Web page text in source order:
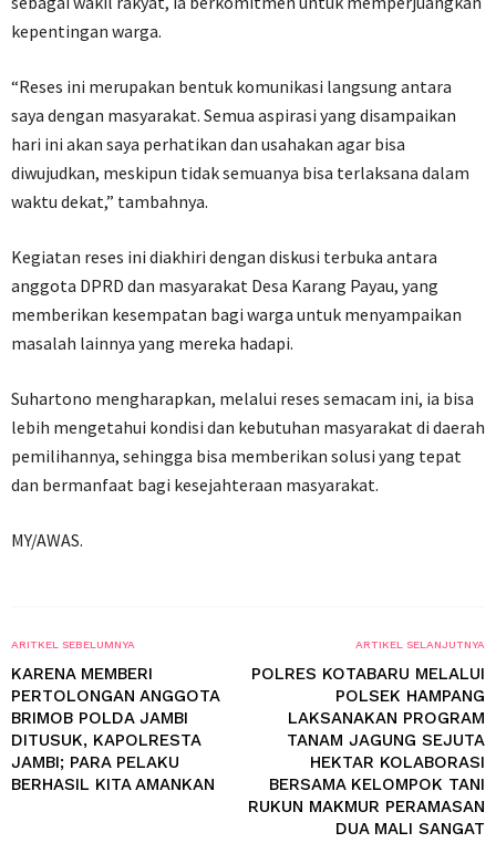
kepentingan warga.
“Reses ini merupakan bentuk komunikasi langsung antara
saya dengan masyarakat. Semua aspirasi yang disampaikan
hari ini akan saya perhatikan dan usahakan agar bisa
diwujudkan, meskipun tidak semuanya bisa terlaksana dalam
waktu dekat,” tambahnya.
Kegiatan reses ini diakhiri dengan diskusi terbuka antara
anggota DPRD dan masyarakat Desa Karang Payau, yang
memberikan kesempatan bagi warga untuk menyampaikan
masalah lainnya yang mereka hadapi.
Suhartono mengharapkan, melalui reses semacam ini, ia bisa
lebih mengetahui kondisi dan kebutuhan masyarakat di daerah
pemilihannya, sehingga bisa memberikan solusi yang tepat
dan bermanfaat bagi kesejahteraan masyarakat.
MY/AWAS.
ARITKEL SEBELUMNYA
KARENA MEMBERI
PERTOLONGAN ANGGOTA
BRIMOB POLDA JAMBI
DITUSUK, KAPOLRESTA
JAMBI; PARA PELAKU
BERHASIL KITA AMANKAN
ARTIKEL SELANJUTNYA
POLRES KOTABARU MELALUI
POLSEK HAMPANG
LAKSANAKAN PROGRAM
TANAM JAGUNG SEJUTA
HEKTAR KOLABORASI
BERSAMA KELOMPOK TANI
RUKUN MAKMUR PERAMASAN
DUA MALI SANGAT